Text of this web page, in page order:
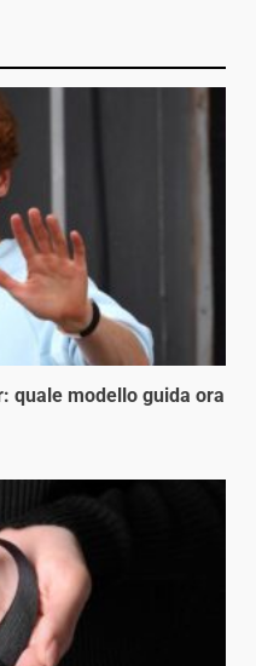
quale modello guida ora